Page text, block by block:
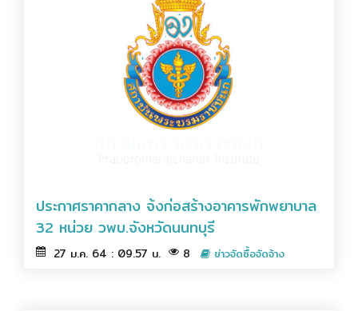
ประกาศราคากลาง จ้งก่อสร้างอาคารพักพยาบาล
32 หน่วย วพบ.จังหวัดนนทบุรี
27 ม.ค. 64 : 09.57 น. 8 ข่าวจัดซื้อจัดจ้าง